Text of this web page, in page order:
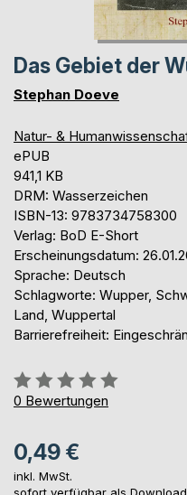
Das Gebiet der
Stephan Doeve
Natur- &
ePUB
941,1 KB
DRM: Wasserzeichen
ISBN-13: 9783734758300
Verlag: BoD E-Short
Erscheinungsdatum:
Sprache: Deutsch
Schlagworte: Wupper,
Land, Wuppertal
Barrierefreiheit:
Bewertung::
0%
0 Bewertungen
0,49 €
inkl. MwSt.